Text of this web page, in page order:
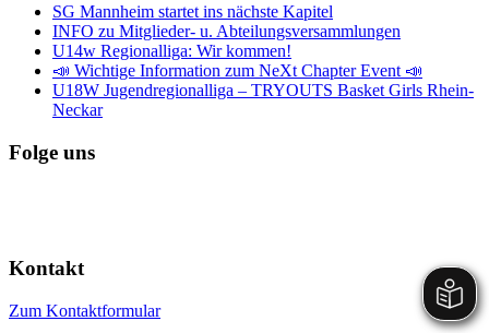
SG Mannheim startet ins nächste Kapitel
INFO zu Mitglieder- u. Abteilungsversammlungen
U14w Regionalliga: Wir kommen!
📣 Wichtige Information zum NeXt Chapter Event 📣
U18W Jugendregionalliga – TRYOUTS Basket Girls Rhein-
Neckar
Folge uns
Kontakt
Zum Kontaktformular